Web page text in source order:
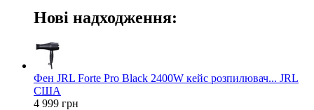
Нові надходження:
Фен JRL Forte Pro Black 2400W кейс розпилювач... JRL
США
4 999 грн